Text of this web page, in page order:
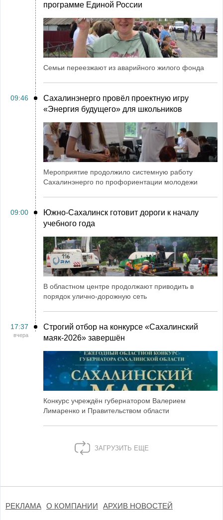
программе Единой России
Семьи переезжают из аварийного жилого фонда
09:46
Сахалинэнерго провёл проектную игру
«Энергия будущего» для школьников
Мероприятие продолжило системную работу
Сахалинэнерго по профориентации молодежи
09:00
Южно-Сахалинск готовит дороги к началу
учебного года
В областном центре продолжают приводить в
порядок улично-дорожную сеть
17:37
вчера
Строгий отбор на конкурсе «Сахалинский
маяк‑2026» завершён
Конкурс учреждён губернатором Валерием
Лимаренко и Правительством области
ЗАГРУЗИТЬ ЕЩЕ
РЕКЛАМА О КОМПАНИИ АРХИВ НОВОСТЕЙ